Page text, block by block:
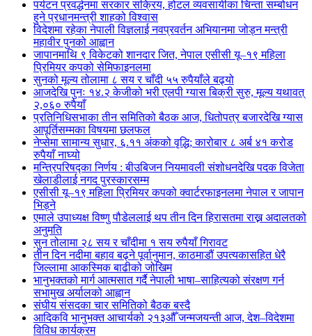
पर्यटन प्रवर्द्धनमा सरकार सक्रिय, होटल व्यवसायीका चिन्ता सम्बोधन
हुने प्रधानमन्त्री शाहको विश्वास
विदेशमा रहेका नेपाली विज्ञलाई नवप्रवर्तन अभियानमा जोड्न मन्त्री
महावीर पुनको आह्वान
जापानमाथि ९ विकेटको शानदार जित, नेपाल एसीसी यू–१९ महिला
प्रिमियर कपको सेमिफाइनलमा
सुनको मूल्य तोलामा ८ सय र चाँदी ५५ रुपैयाँले बढ्यो
आजदेखि पुनः १४.२ केजीको भरी एलपी ग्यास बिक्री सुरु, मूल्य यथावत्
२,०६० रुपैयाँ
प्रतिनिधिसभाका तीन समितिको बैठक आज, धितोपत्र बजारदेखि ग्यास
आपूर्तिसम्मका विषयमा छलफल
नेप्सेमा सामान्य सुधार, ६.११ अंकको वृद्धि; कारोबार ८ अर्ब ४१ करोड
रुपैयाँ नाघ्यो
मन्त्रिपरिषद्का निर्णय : बीउबिजन नियमावली संशोधनदेखि पदक विजेता
खेलाडीलाई नगद पुरस्कारसम्म
एसीसी यू–१९ महिला प्रिमियर कपको क्वार्टरफाइनलमा नेपाल र जापान
भिड्ने
एमाले उपाध्यक्ष विष्णु पौडेललाई थप तीन दिन हिरासतमा राख्न अदालतको
अनुमति
सुन तोलामा २८ सय र चाँदीमा १ सय रुपैयाँ गिरावट
तीन दिन नदीमा बहाव बढ्ने पूर्वानुमान, काठमाडौं उपत्यकासहित धेरै
जिल्लामा आकस्मिक बाढीको जोखिम
भानुभक्तको मार्ग आत्मसात गर्दै नेपाली भाषा–साहित्यको संरक्षण गर्न
सभामुख अर्यालको आह्वान
संघीय संसदका चार समितिको बैठक बस्दै
आदिकवि भानुभक्त आचार्यको २१३औँ जन्मजयन्ती आज, देश–विदेशमा
विविध कार्यक्रम